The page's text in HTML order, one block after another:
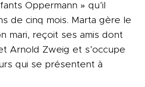
Oppermann » qu’il
de cinq mois. Marta gère le
mari, reçoit ses amis dont
Arnold Zweig et s’occupe
qui se présentent à